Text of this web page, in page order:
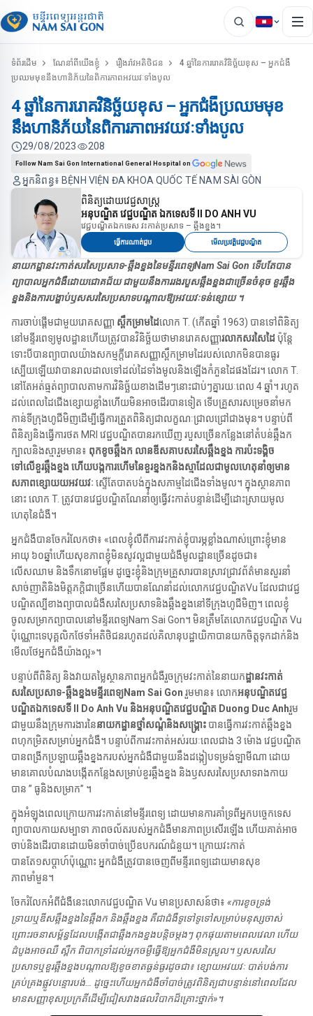
ទំព័រដើម ណែនាំពីយើងខ្ញុំ រឿងរ៉ាវអតិថិជន
4 ឆ្នាំនៃការរោគវិនិច្ឆ័យខុស – អ្នកជំងឺ
ប្រឈមមុខនឹងហានិភ័យនៃពិការភាពអវយវៈទាំងបូល
4 ឆ្នាំនៃការរោគវិនិច្ឆ័យខុស – អ្នកជំងឺប្រឈមមុខ
នឹងហានិភ័យនៃពិការភាពអវយវៈទាំងបូល
អ្នកនិពន្ធ៖ BỆNH VIỆN ĐA KHOA QUỐC TẾ NAM SÀI GÒN
29/08/2023 208
Follow Nam Sai Gon International General Hospital on
ពិនិត្យដោយវេជ្ជសាស្ត្រ
អនុបណ្ឌិត វេជ្ជបណ្ឌិត ឯកទេសទី II DO ANH VU
វេជ្ជបណ្ឌិតឯកទេស វះកាត់ប្រសាទ – ឆ្អឹងខ្នង។
ធ្វើការណាត់ជួប មើលប្រវត្តិវេជ្ជបណ្ឌិត
នាយកដ្ឋានវះកាត់សរសៃប្រសាទ-ឆ្អឹងខ្នងនៃមន្ទីរពេទ្យNam Sai Gon ទើបតែបាន
ព្យាបាលអ្នកជំងឺដោយជោគជ័យ ជាមួយនឹងការរងរបួសឆ្អឹងខ្នងជាច្រើនចំនុច ខួរឆ្អឹង
ខ្នងនិងការបង្ហាប់ឫសសរសៃប្រសាទបណ្តាលឱ្យអវយវៈទន់ខ្សោយ ។
ការចាប់ផ្តើមជាមួយរោគសញ្ញា ស្ពឹកម្រាមដៃលោក T. (កើតឆ្នាំ 1963) បានទៅពិនិត្យ
នៅមន្ទីរពេទ្យមូលដ្ឋានហើយត្រូវបានវិនិច្ឆ័យថាមានរោគសញ្ញារលាកសរសៃដៃ ប៉ុន្តែ
ទោះបីបានព្យាបាលយ៉ាងសកម្មក្តីរោគសញ្ញាស្ពឹកម្រាមដៃរបស់លោកមិនបានធូរ
ស្បើយឡើយវាបានរាលដាលទៅដល់ដៃទាំងមូលនិងឡើងកំភួនដៃផងដែរ។ លោក T.
នៅតែអត់ធ្មត់ព្យាបាលតាមការវិនិច្ឆ័យខាងដើមៗនោះជាប់ៗគ្នារយៈពេល 4 ឆ្នាំ។ រហូត
ដល់ពេលដៃជើងខ្សោយខ្លាំងហើយមិនអាចដើរបានទៀត ទើបគ្រួសារសម្រេចនាំមក
កាន់ទីក្រុងហូជីមិញដើម្បីធ្វើការត្រួតពិនិត្យជាលក្ខណៈជ្រាលជ្រៅជាងមុន។ បន្ទាប់ពី
ពិនិត្យនិងធ្វើការថត MRI វេជ្ជបណ្ឌិតបានរកឃើញ របួសច្រើនកន្លែងនៅតំបន់ឆ្អឹងក
ក្បាលនិងស្មារួមមាន៖ ពុកខូចឆ្អឹងក លានឌីសគាបសរសៃឆ្អឹងខ្នង ការប៉ះទង្គិច
ទៅលើខួរឆ្អឹងខ្នង ហើយបង្កការហើមនៃខួរខ្នងកនិងស្មាដែលជាមូលហេតុនាំឲ្យមាន
សភាពខ្សោយយអវយវៈ ស្ទើតែបាតបង់ក្នុងសភាម្មដៃជើងទាំងមូល។ ក្នុងស្ថានភាព
នោះ លោក T. ត្រូវបានវេជ្ជបណ្ឌិតណែនាំឲ្យធ្វើវះកាត់បន្ទាន់ដើម្បីដោះស្រាយមូល
ហេតុនៃជំងឺ។
អ្នកជំងឺបានចែករំលែកថា៖ «ពេលខ្ញុំលឺពីការវះកាត់ខ្ញុំបារម្ភខ្លាំងណាស់ព្រោះខ្ញុំមាន
អាយុ ៦០ឆ្នាំហើយសុខភាពខ្ញុំមិនសូវល្អជាមួយជំងឺមូលដ្ឋានច្រើនដូចជា៖
លើសឈាម និងទឹកនោមផ្អែម ដូច្នេះខ្ញុំនិងក្រុមគ្រួសារបានស្រាវជ្រាវព័ត៌មានសួរនាំ
សាច់ញាតិនិងមិត្តភក្តិជាច្រើនហើយបានណែនាំដល់លោកវេជ្ជបណ្ឌិតVu ដែលជាវេជ្ជ
បណ្ឌិតល្បីខាងព្យាបាលជំងឺសរសៃប្រសាទនិងឆ្អឹងខ្នងនៅទីក្រុងហូជីមិញ។ ពេលខ្ញុំ
ចូលសម្រាកព្យាបាលនៅមន្ទីរពេទ្យNam Sai Gon។ មិនត្រឹមតែលោកវេជ្ជបណ្ឌិត Vu
ប៉ុណ្ណោះទេបុគ្គលិកថែទាំអតិថិជនរហូតដល់គិលានុបដ្ឋាយិកាបានយកចិត្តទុកដាក់និង
មើលថែអ្នកជំងឺយ៉ាងល្អ»។
បន្ទាប់ពីពិនិត្យ និងវាយតម្លៃស្ថានភាពអ្នកជំងឺរួចក្រុមវះកាត់នៃនាយកដ្ឋានវះកាត់
សរសៃប្រសាទ-ឆ្អឹងខ្នងមន្ទីរពេទ្យNam Sai Gon រួមមាន៖ លោកអនុបណ្ឌិតវេជ្ជ
បណ្ឌិតឯកទេសទី II Do Anh Vu និងអនុបណ្ឌិតវេជ្ជបណ្ឌិត Duong Duc Anhរួម
ជាមួយនឹងក្រុមការងារនៃនាយកដ្ឋានថ្នាំសណ្តំនិងសង្គ្រោះបានធ្វើការវះកាត់ឆ្អឹងខ្នង
ពហុកម្រិតសម្រាប់អ្នកជំងឺ។ បន្ទាប់ពីការវះកាត់អស់រយៈពេលជាង 3 ម៉ោង វេជ្ជបណ្ឌិត
បានពង្រីកប្រឡាយឆ្អឹងខ្នងករបស់អ្នកជំងឺជាមួយនឹងដង្កៀបទម្រង់ឡាមីណា ដោយ
មានគោលបំណងបង្កើតកន្លែងសម្រាប់ខួរឆ្អឹងខ្នង និងឫសសរសៃប្រសាទរាងកាយ
បាន ” ធូនិងសម្រាក” ។
ក្នុងអំឡុងពេលក្រោយការវះកាត់នៅមន្ទីរពេទ្យ ដោយមានការគាំទ្រពីអ្នកបច្ចេកទេស
ព្យាបាលកាយសម្បាទា ភាពចល័តរបស់អ្នកជំងឺមានភាពប្រសើរឡើង ហើយគាត់អាច
ចាប់និងដើរបានដោយមិនចាំបាច់ប្រើឧបករណ៍ជំនួយ។ ក្រោយវះកាត់
បានតែ១សប្តាហ៍ប៉ុណ្ណោះ អ្នកជំងឺត្រូវបានចេញពីមន្ទីរពេទ្យដោយមានសុខ
ភាពមាំមួន។
ចែករំលែកអំពីជំងឺនេះលោកវេជ្ជបណ្ឌិត Vu មានប្រសាសន៍ថា៖ «ការខូចទ្រង់
ទ្រាយឬឌីសឆ្អឹងខ្នងនៃឆ្អឹងក និងឆ្អឹងខ្នង គឺជាជំងឺទូទៅទូទៅសម្រាប់មនុស្សចាស់
ព្រោះរចនាសម្ព័ន្ធដែលបង្កើតជាឆ្អឹងកងខ្នងបន្តិចម្តងៗ ពុកផុយតាមពេលវេលា ហើយ
ដំបូងអាចឈឺ ស្ពឹក ពិបាកទ្រាំដល់អ្នកចម្ងឺធ្វើឱ្យអ្នកជំងឺមិនស្រួល។ ឫសសរសៃ
ប្រសាទឬខួរឆ្អឹងខ្នងបណ្តាលឱ្យខូចខាតធ្ងន់ធ្ងរដូចជា៖ ខ្សោយអវយវៈ បាត់បង់ការ
គ្រប់គ្រងផ្លូវបន្ទោរបង់… ដូច្នេះហើយអ្នកជំងឺចាំបាច់ត្រូវពិនិត្យជាបន្ទាន់នៅពេលដែល
មានសញ្ញាខុសប្រក្រតីដើម្បីជៀសវាងផលវិបាកដ៏គ្រោះថ្នាក់»។